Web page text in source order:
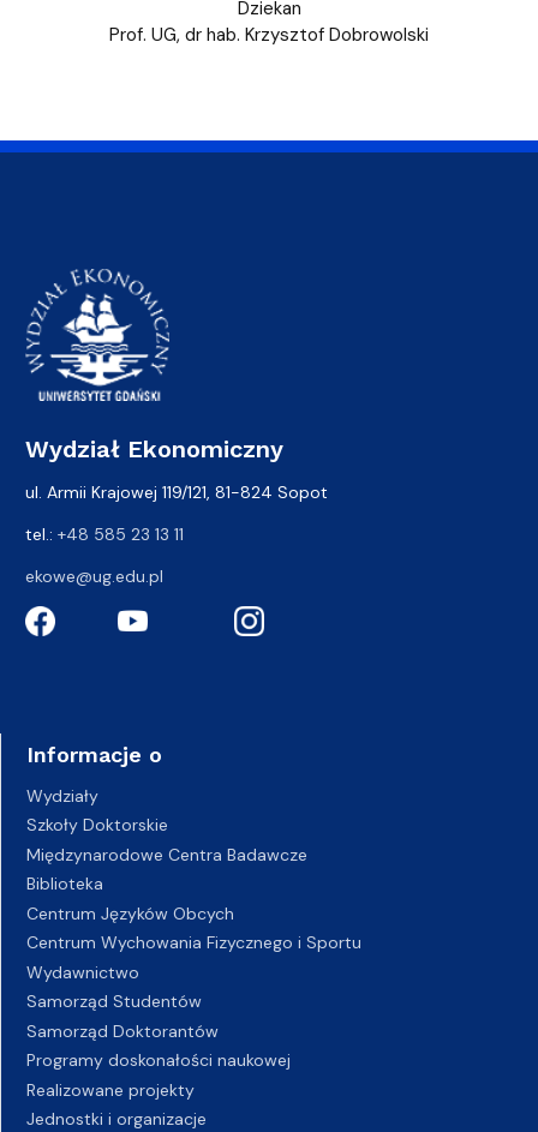
Dziekan
Prof. UG, dr hab. Krzysztof Dobrowolski
Wydział Ekonomiczny
ul. Armii Krajowej 119/121, 81-824 Sopot
tel.: +48 585 23 13 11
ekowe@ug.edu.pl
Informacje o
Wydziały
Szkoły Doktorskie
Międzynarodowe Centra Badawcze
Biblioteka
Centrum Języków Obcych
Centrum Wychowania Fizycznego i Sportu
Wydawnictwo
Samorząd Studentów
Samorząd Doktorantów
Programy doskonałości naukowej
Realizowane projekty
Jednostki i organizacje